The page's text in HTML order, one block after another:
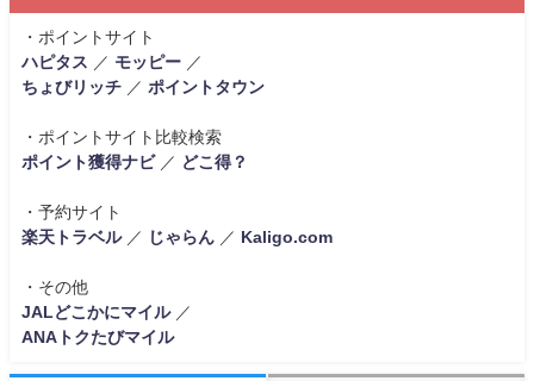
・ポイントサイト
ハピタス
／ モッピー ／
ちょびリッチ ／ ポイントタウン
・ポイントサイト比較検索
ポイント獲得ナビ／ どこ得？
・予約サイト
楽天トラベル／ じゃらん ／ Kaligo.com
・その他
JALどこかにマイル／
ANAトクたびマイル